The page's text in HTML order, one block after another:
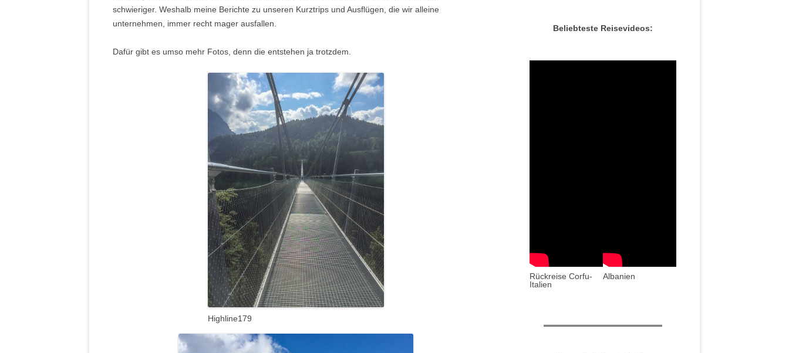
schwieriger. Weshalb meine Berichte zu unseren Kurztrips und Ausflügen, die wir alleine
unternehmen, immer recht mager ausfallen.
Dafür gibt es umso mehr Fotos, denn die entstehen ja trotzdem.
Highline179
Beliebteste Reisevideos:
Rückreise Corfu-
Italien
Albanien